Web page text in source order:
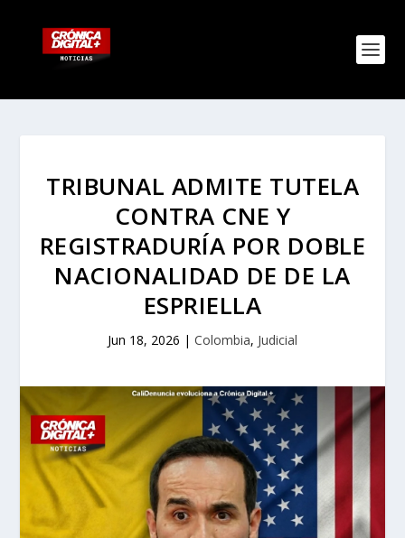
TRIBUNAL ADMITE TUTELA
CONTRA CNE Y
REGISTRADURÍA POR DOBLE
NACIONALIDAD DE DE LA
ESPRIELLA
Jun 18, 2026 | Colombia, Judicial